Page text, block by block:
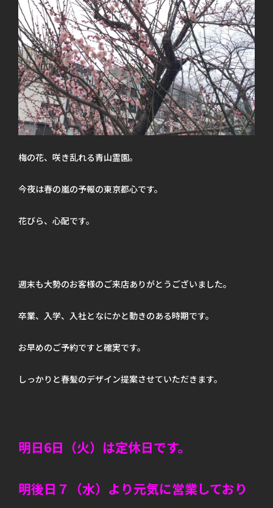
梅の花、咲き乱れる青山霊園。
今夜は春の嵐の予報の東京都心です。
花びら、心配です。
週末も大勢のお客様のご来店ありがとうございました。
卒業、入学、入社となにかと動きのある時期です。
お早めのご予約ですと確実です。
しっかりと春髪のデザイン提案させていただきます。
明日6日（火）は定休日です。
明後日７（水）より元気に営業しており